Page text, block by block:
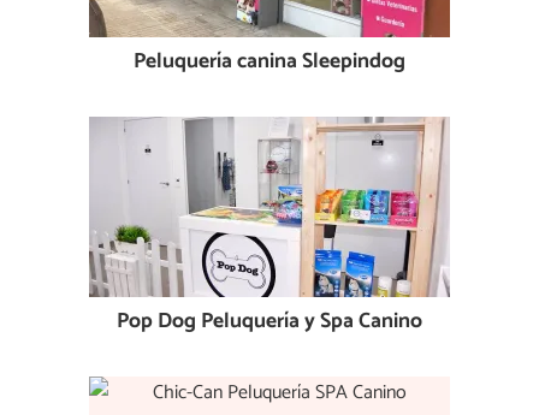
Peluquería canina Sleepindog
Pop Dog Peluquería y Spa Canino